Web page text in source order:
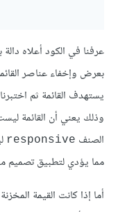
عرفنا في الكود أعلاه دالة
بعرض وإخفاء عناصر
يستهدف القائمة ثم
وذلك يعني أن القائمة
الصنف responsive
مما يؤدي لتطبيق تصميم
أما إذا كانت القيمة